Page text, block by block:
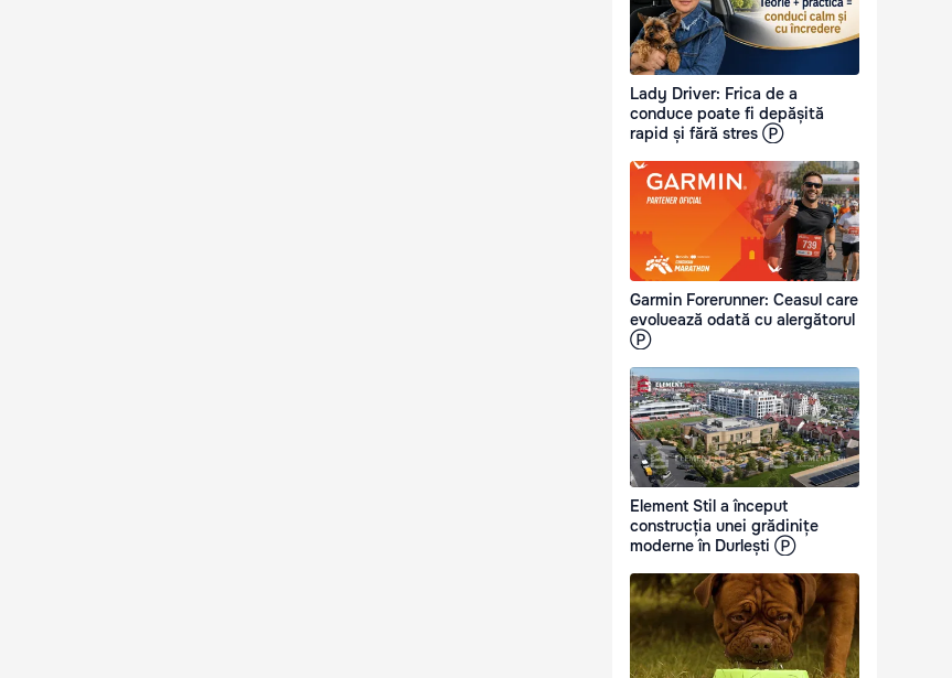
Lady Driver: Frica de a
conduce poate fi depășită
rapid și fără stres Ⓟ
Garmin Forerunner: Ceasul care
evoluează odată cu alergătorul
Ⓟ
Element Stil a început
construcția unei grădinițe
moderne în Durlești Ⓟ